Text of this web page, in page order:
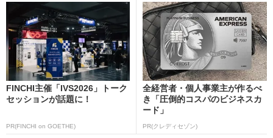
FINCHI主催「IVS2026」トーク
セッションが話題に！
PR(FINCHI on GOETHE)
全経営者・個人事業主が作るべ
き「圧倒的コスパのビジネスカ
ード」
PR(クレディセゾン)